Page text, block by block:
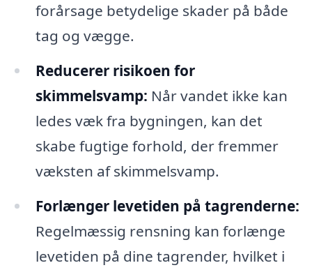
forårsage betydelige skader på både
tag og vægge.
Reducerer risikoen for
skimmelsvamp: Når vandet ikke kan
ledes væk fra bygningen, kan det
skabe fugtige forhold, der fremmer
væksten af skimmelsvamp.
Forlænger levetiden på tagrenderne:
Regelmæssig rensning kan forlænge
levetiden på dine tagrender, hvilket i